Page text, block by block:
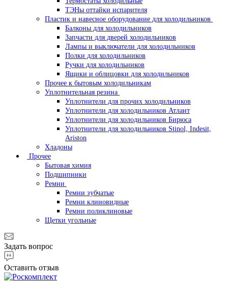
ТЭНы оттайки испарителя
Пластик и навесное оборудование для холодильников
Балконы для холодильников
Запчасти для дверей холодильников
Лампы и выключатели для холодильников
Полки для холодильников
Ручки для холодильников
Ящики и облицовки для холодильников
Прочее к бытовым холодильникам
Уплотнительная резина
Уплотнители для прочих холодильников
Уплотнители для холодильников Атлант
Уплотнители для холодильников Бирюса
Уплотнители для холодильников Stinol, Indesit,
Ariston
Хладоны
Прочее
Бытовая химия
Подшипники
Ремни
Ремни зубчатые
Ремни клиновидные
Ремни поликлиновые
Щетки угольные
Задать вопрос
Оставить отзыв